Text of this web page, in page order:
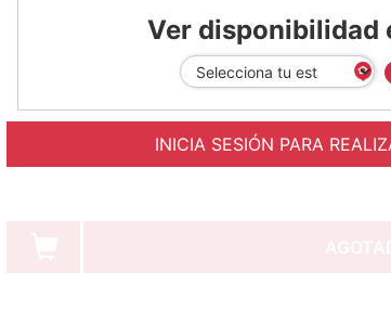
Ver disponibilidad
INICIA SESIÓN PARA